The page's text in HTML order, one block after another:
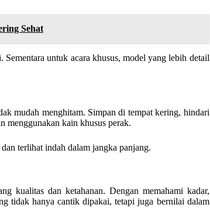
Sehat
untuk acara khusus, model yang lebih detail
mudah menghitam. Simpan di tempat kering, hindari
menggunakan kain khusus perak.
terlihat indah dalam jangka panjang.
kualitas dan ketahanan. Dengan memahami kadar,
tidak hanya cantik dipakai, tetapi juga bernilai dalam